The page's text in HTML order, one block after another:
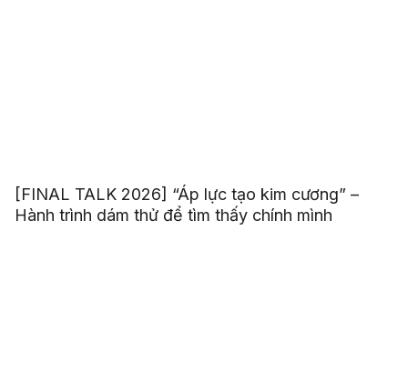
[FINAL TALK 2026] “Áp lực tạo kim cương” –
Hành trình dám thử để tìm thấy chính mình